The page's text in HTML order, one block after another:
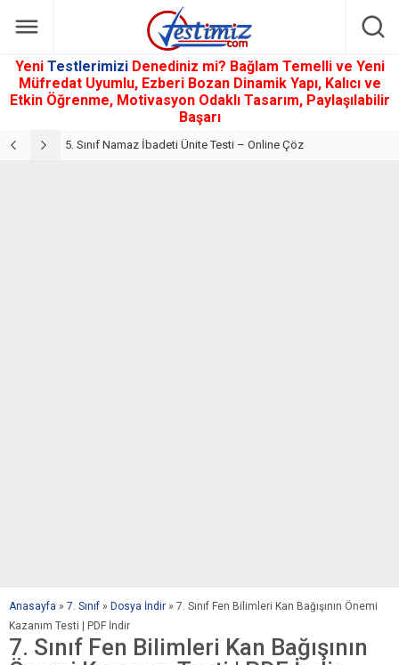
Yeni Testlerimizi Denediniz mi? Bağlam Temelli ve Yeni
Müfredat Uyumlu, Ezberi Bozan Dinamik Yapı, Kalıcı ve
Etkin Öğrenme, Motivasyon Odaklı Tasarım, Paylaşılabilir
Başarı
5. Sınıf Namaz İbadeti Ünite Testi – Online Çöz
Anasayfa » 7. Sınıf » Dosya İndir » 7. Sınıf Fen Bilimleri Kan Bağışının Önemi
Kazanım Testi | PDF İndir
7. Sınıf Fen Bilimleri Kan Bağışının